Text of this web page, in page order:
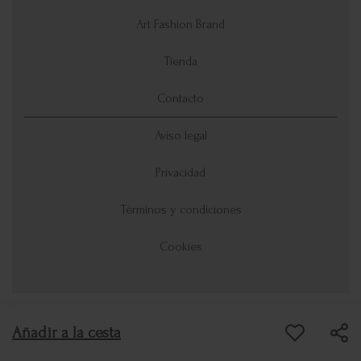
Añadir a la cesta
Art Fashion Brand
Tienda
Contacto
Aviso legal
Privacidad
Términos y condiciones
Cookies
Todos los derechos reservados